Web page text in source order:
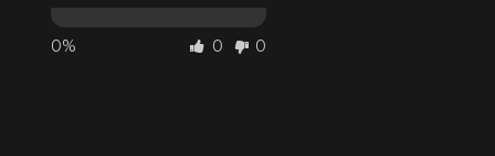
0% 0 0